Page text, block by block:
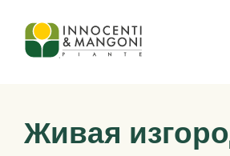
Skip to main content
Живая